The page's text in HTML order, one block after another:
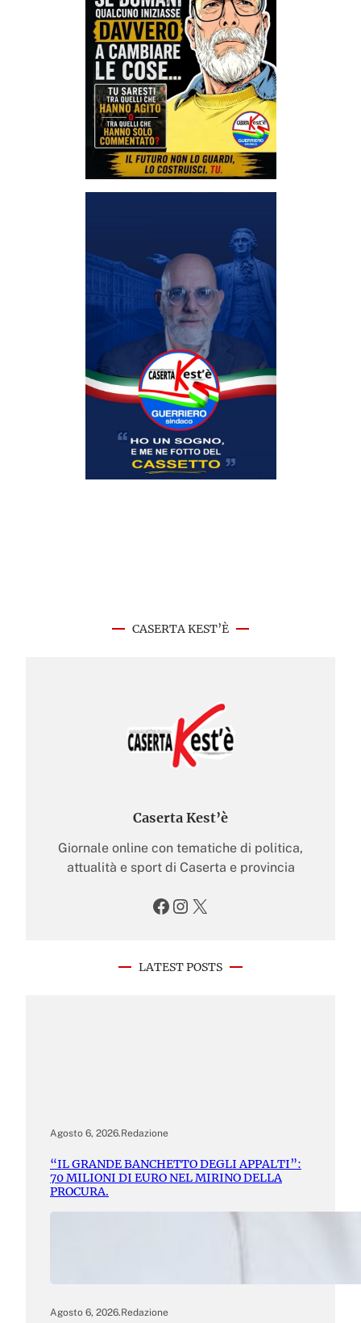
CASERTA KEST’È
Caserta Kest’è
Giornale online con tematiche di politica,
attualità e sport di Caserta e provincia
Facebook Instagram X
LATEST POSTS
Agosto 6, 2026.Redazione
“IL GRANDE BANCHETTO DEGLI APPALTI”:
70 MILIONI DI EURO NEL MIRINO DELLA
PROCURA.
Agosto 6, 2026.Redazione